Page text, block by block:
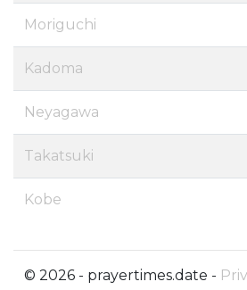
Moriguchi
Kadoma
Neyagawa
Takatsuki
Kobe
© 2026 - prayertimes.date -